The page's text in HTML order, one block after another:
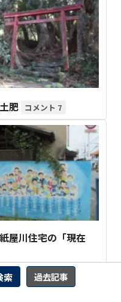
索 過去記事
肥 7
屋川住宅の「現在